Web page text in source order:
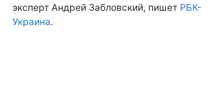
эксперт Андрей Забловский, пишет РБК-
Украина.